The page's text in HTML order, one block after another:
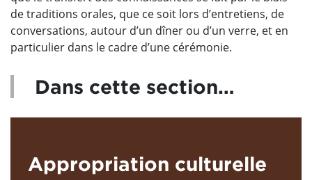
de traditions orales, que ce soit lors d’entretiens, de
conversations, autour d’un dîner ou d’un verre, et en
particulier dans le cadre d’une cérémonie.
Dans cette section…
Appropriation culturelle